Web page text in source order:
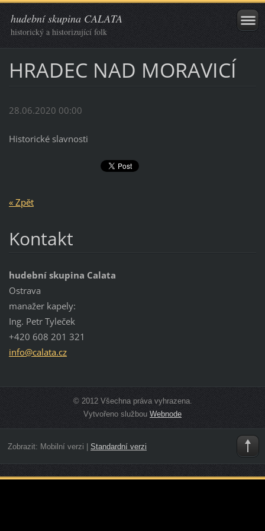
hudební skupina CALATA
historický a historizující folk
HRADEC NAD MORAVICÍ
28.06.2020 00:00
Historické slavnosti
« Zpět
Kontakt
hudební skupina Calata
Ostrava
manažer kapely:
Ing. Petr Tyleček
+420 608 201 321
info@calata.cz
© 2012 Všechna práva vyhrazena.
Vytvořeno službou Webnode
Zobrazit: Mobilní verzi Standardní verzi